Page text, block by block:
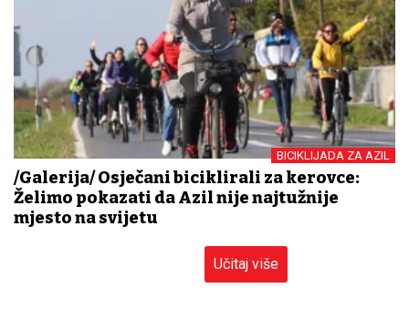
BICIKLIJADA ZA AZIL
/Galerija/ Osječani biciklirali za kerovce:
Želimo pokazati da Azil nije najtužnije
mjesto na svijetu
Učitaj više